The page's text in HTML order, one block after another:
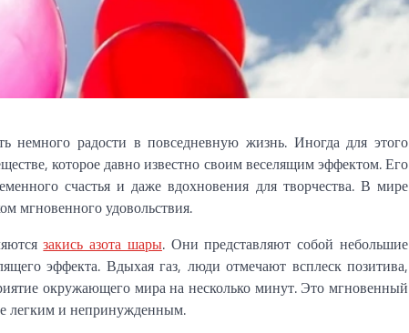
радости в повседневную жизнь. Иногда для этого
которое давно известно своим веселящим эффектом. Его
счастья и даже вдохновения для творчества. В мире
мгновенного удовольствия.
закись азота шары. Они представляют собой небольшие
эффекта. Вдыхая газ, люди отмечают всплеск позитива,
окружающего мира на несколько минут. Это мгновенный
легким и непринужденным.